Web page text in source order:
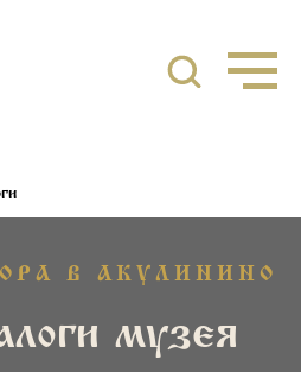
В АКУЛИНИНО
музея